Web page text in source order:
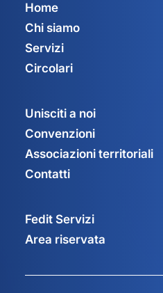
Home
Chi siamo
Servizi
Circolari
Unisciti a noi
Convenzioni
Associazioni territoriali
Contatti
Fedit Servizi
Area riservata